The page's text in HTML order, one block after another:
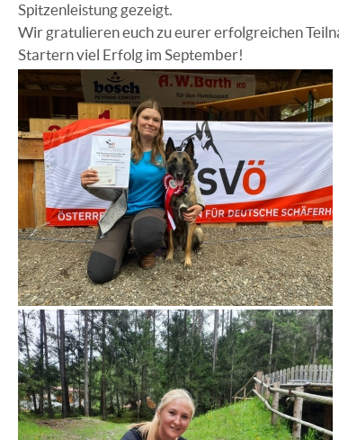
Spitzenleistung gezeigt.
Wir gratulieren euch zu eurer erfolgreichen
Startern viel Erfolg im September!